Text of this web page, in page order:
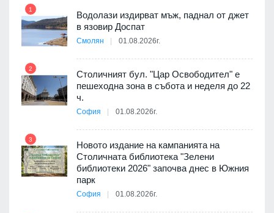
1
Водолази издирват мъж, паднал от джет
в язовир Доспат
Смолян 01.08.2026г.
2
Столичният бул. "Цар Освободител" е
пешеходна зона в събота и неделя до 22
ч.
София 01.08.2026г.
3
Новото издание на кампанията на
Столичната библиотека "Зелени
библиотеки 2026" започва днес в Южния
парк
София 01.08.2026г.